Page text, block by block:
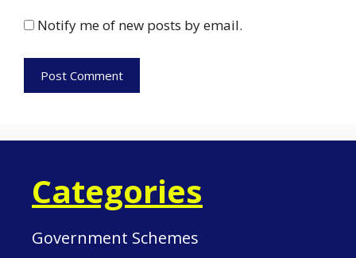
Notify me of new posts by email.
Categories
Government Schemes